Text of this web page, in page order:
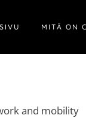
MITÄ ON
and mobility